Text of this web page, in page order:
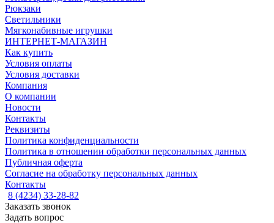
Рюкзаки
Светильники
Мягконабивные игрушки
ИНТЕРНЕТ-МАГАЗИН
Как купить
Условия оплаты
Условия доставки
Компания
О компании
Новости
Контакты
Реквизиты
Политика конфиденциальности
Политика в отношении обработки персональных данных
Публичная оферта
Согласие на обработку персональных данных
Контакты
8 (4234) 33-28-82
Заказать звонок
Задать вопрос